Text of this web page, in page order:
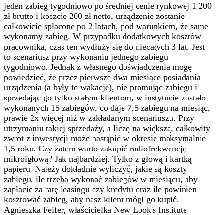
jeden zabieg tygodniowo po średniej cenie rynkowej 1 200
zł brutto i koszcie 200 zł netto, urządzenie zostanie
całkowicie spłacone po 2 latach, pod warunkiem, że same
wykonamy zabieg. W przypadku dodatkowych kosztów
pracownika, czas ten wydłuży się do niecałych 3 lat. Jest
to scenariusz przy wykonaniu jednego zabiegu
tygodniowo. Jednak z własnego doświadczenia mogę
powiedzieć, że przez pierwsze dwa miesiące posiadania
urządzenia (a były to wakacje), nie promując zabiegu i
sprzedając go tylko stałym klientom, w instytucie zostało
wykonanych 15 zabiegów, co daje 7,5 zabiegu na miesiąc,
prawie 2x więcej niż w zakładanym scenariuszu. Przy
utrzymaniu takiej sprzedaży, a liczę na większą, całkowity
zwrot z inwestycji może nastąpić w okresie maksymalnie
1,5 roku. Czy zatem warto zakupić radiofrekwencję
mikroigłową? Jak najbardziej. Tylko z głową i kartką
papieru. Należy dokładnie wyliczyć, jakie są koszty
zabiegu, ile trzeba wykonać zabiegów w miesiącu, aby
zapłacić za ratę leasingu czy kredytu oraz ile powinien
kosztować zabieg, aby nasz klient mógł go kupić.
Agnieszka Feifer, właścicielka New Look's Institute